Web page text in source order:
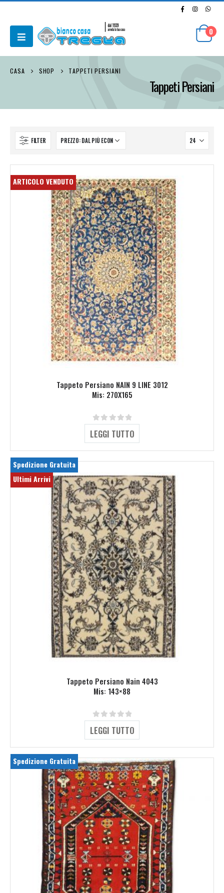
0
CASA SHOP TAPPETI PERSIANI
Tappeti Persiani
FILTER
ARTICOLO VENDUTO
Tappeto Persiano NAIN 9 LINE 3012
Mis: 270X165
LEGGI TUTTO
Spedizione Gratuita
Ultimi Arrivi
Tappeto Persiano Nain 4043
Mis: 143×88
LEGGI TUTTO
Spedizione Gratuita